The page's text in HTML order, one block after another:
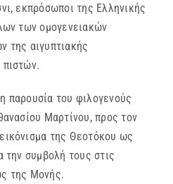
εκπρόσωποι της Ελληνικής
των ομογενειακών
της αιγυπτιακής
παρουσία του φιλογενούς
Μαρτίνου, προς τον
της Θεοτόκου ως
την συμβολή τους στις
της Μονής.